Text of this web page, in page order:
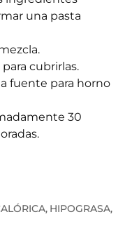
una pasta
cubrirlas.
fuente para horno
30
, HIPOGRASA,